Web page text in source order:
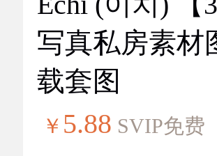
写真私房素材
载套图
￥ 5.88 SVIP免费